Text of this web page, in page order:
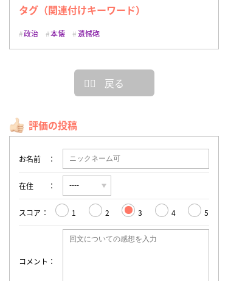
タグ（関連付けキーワード）
政治 本懐 遺憾砲
戻る
評価の投稿
お名前
在住
スコア 1 2 3 4 5
コメント